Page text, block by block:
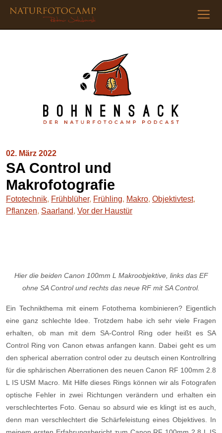
02. März 2022
SA Control und
Makrofotografie
Fototechnik, Frühblüher, Frühling, Makro, Objektivtest,
Pflanzen, Saarland, Vor der Haustür
Hier die beiden Canon 100mm L Makroobjektive, links das EF
ohne SA Control und rechts das neue RF mit SA Control.
Ein Technikthema mit einem Fotothema kombinieren? Eigentlich
eine ganz schlechte Idee. Trotzdem habe ich sehr viele Fragen
erhalten, ob man mit dem SA-Control Ring oder heißt es SA
Control Ring von Canon etwas anfangen kann. Dabei geht es um
den spherical aberration control oder zu deutsch einen Kontrollring
für die sphärischen Aberrationen des neuen Canon RF 100mm 2.8
L IS USM Macro. Mit Hilfe dieses Rings können wir als Fotografen
optische Fehler in zwei Richtungen verändern und erhalten ein
verschlechtertes Foto. Genau so absurd wie es klingt ist es auch,
denn man verschlechtert die Schärfeleistung eines Objektives. In